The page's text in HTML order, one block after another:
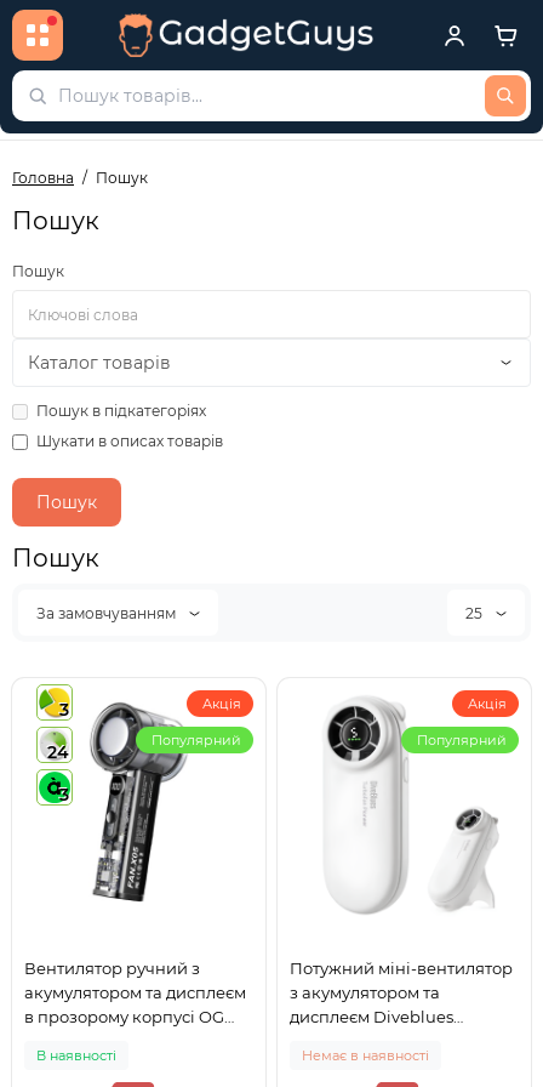
Головна Пошук
Пошук
Пошук
Пошук в підкатегоріях
Шукати в описах товарів
Пошук
За замовчуванням 25
3
24
3
Акція
Популярний
Вентилятор ручний з
акумулятором та дисплеєм
в прозорому корпусі OG
X05 (з охолодженням)
В наявності
Акція
Популярний
Потужний міні-вентилятор
з акумулятором та
дисплеєм Diveblues
WH)
Немає в наявності